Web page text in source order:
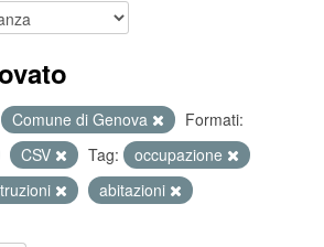
Comune di Genova
Formati:
CSV Tag:
occupazione
abitazioni